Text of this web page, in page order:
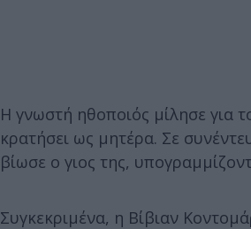
Η γνωστή ηθοποιός μίλησε για
κρατήσει ως μητέρα. Σε
βίωσε ο γιος της,
Συγκεκριμένα, η Βίβιαν